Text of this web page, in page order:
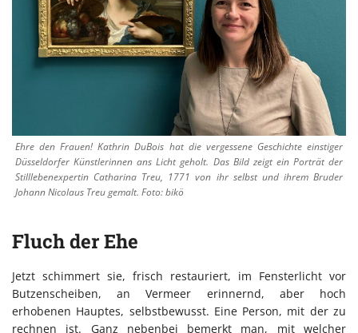
Ehre den Frauen! Kathrin DuBois hat die vergessene Geschichte einstiger
Düsseldorfer Künstlerinnen ans Licht geholt. Das Bild zeigt ein Porträt der
Stilllebenexpertin Catharina Treu, 1771 von ihr selbst und ihrem Bruder
Johann Nicolaus Treu gemalt. Foto: bikö
Fluch der Ehe
Jetzt schimmert sie, frisch restauriert, im Fensterlicht vor
Butzenscheiben, an Vermeer erinnernd, aber hoch
erhobenen Hauptes, selbstbewusst. Eine Person, mit der zu
rechnen ist. Ganz nebenbei bemerkt man, mit welcher